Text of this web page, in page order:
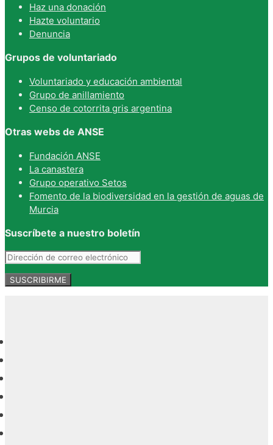
Haz una donación
Hazte voluntario
Denuncia
Grupos de voluntariado
Voluntariado y educación ambiental
Grupo de anillamiento
Censo de cotorrita gris argentina
Otras webs de ANSE
Fundación ANSE
La canastera
Grupo operativo Setos
Fomento de la biodiversidad en la gestión de aguas de
Murcia
Suscríbete a nuestro boletín